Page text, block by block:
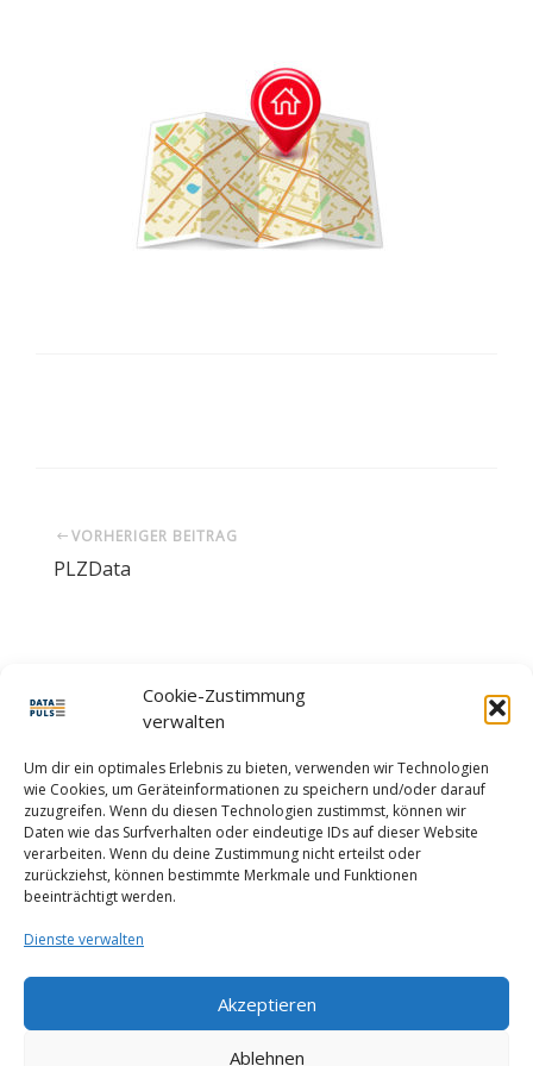
Cookie-Zustimmung
verwalten
Um dir ein optimales Erlebnis zu bieten, verwenden wir Technologien
wie Cookies, um Geräteinformationen zu speichern und/oder darauf
zuzugreifen. Wenn du diesen Technologien zustimmst, können wir
Daten wie das Surfverhalten oder eindeutige IDs auf dieser Website
verarbeiten. Wenn du deine Zustimmung nicht erteilst oder
zurückziehst, können bestimmte Merkmale und Funktionen
beeinträchtigt werden.
Dienste verwalten
Akzeptieren
Ablehnen
VORHERIGER BEITRAG
PLZData
LEAVE A REPLY
You must be logged in to post a comment.
KONTAKT
KONTAKT
IMPRESSUM